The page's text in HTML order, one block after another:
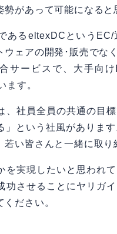
勢があって可能になると
あるeltexDCという
ウェアの開発･販売でな
サービスで、大手向
ます。
、社員全員の共通の目
」という社風がありま
若い皆さんと一緒に取り
を実現したいと思われ
功させることにヤリガ
ださい。